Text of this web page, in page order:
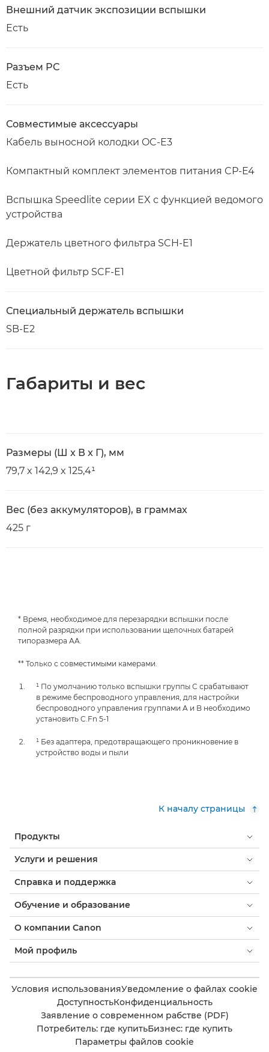
Внешний датчик экспозиции вспышки
Есть
Разъем PC
Есть
Совместимые аксессуары
Кабель выносной колодки OC-E3
Компактный комплект элементов питания CP-E4
Вспышка Speedlite серии EX с функцией ведомого
устройства
Держатель цветного фильтра SCH-E1
Цветной фильтр SCF-E1
Специальный держатель вспышки
SB-E2
Габариты и вес
Размеры (Ш x В x Г), мм
79,7 x 142,9 x 125,4¹
Вес (без аккумуляторов), в граммах
425 г
* Время, необходимое для перезарядки вспышки после
полной разрядки при использовании щелочных батарей
типоразмера AA.
** Только с совместимыми камерами.
¹ По умолчанию только вспышки группы C срабатывают
в режиме беспроводного управления, для настройки
беспроводного управления группами A и B необходимо
установить C.Fn 5-1
¹ Без адаптера, предотвращающего проникновение в
устройство воды и пыли
К началу страницы
Продукты
Услуги и решения
Справка и поддержка
Обучение и образование
О компании Canon
Мой профиль
Условия использованияУведомление о файлах cookie
ДоступностьКонфиденциальность
Заявление о современном рабстве (PDF)
Потребитель: где купитьБизнес: где купить
Параметры файлов cookie